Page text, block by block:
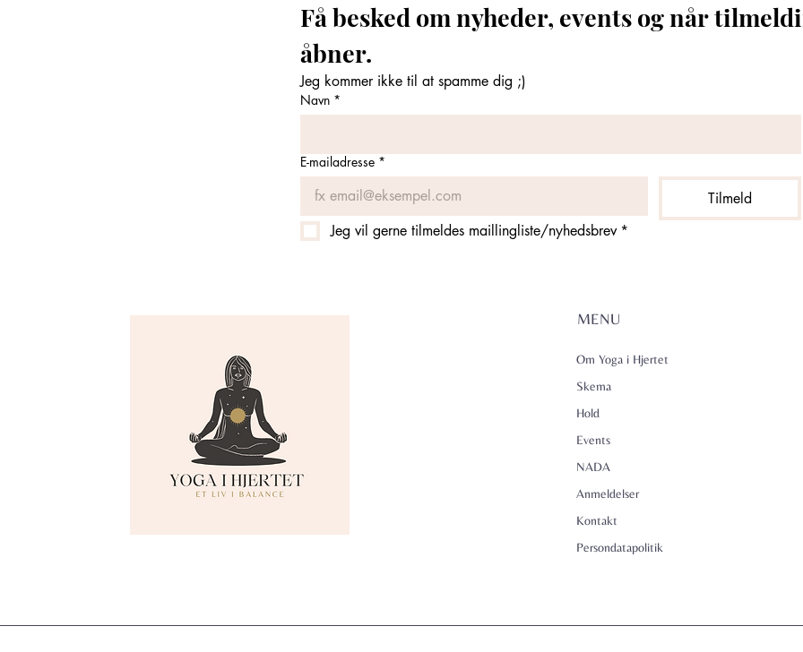
Få besked om nyheder, events og når
Jeg kommer ikke til at spamme dig ;)
Navn *
E-mailadresse *
Tilmeld
Jeg vil gerne tilmeldes maillingliste/nyhedsbrev *
MENU
Om Yoga i Hjertet
Skema
Hold
Events
NADA
Anmeldelser
Kontakt
Persondatapolitik